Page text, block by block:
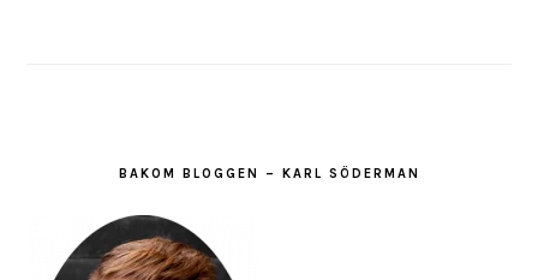
BAKOM BLOGGEN – KARL SÖDERMAN